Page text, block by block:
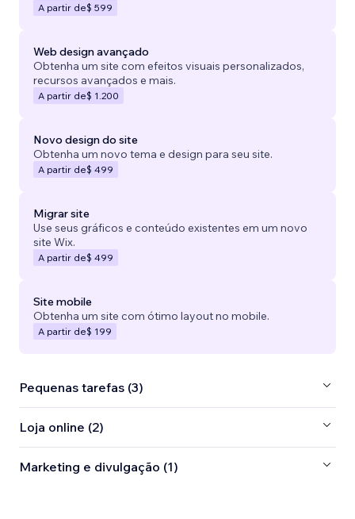
A partir de$ 599
Web design avançado
Obtenha um site com efeitos visuais personalizados,
recursos avançados e mais.
A partir de$ 1.200
Novo design do site
Obtenha um novo tema e design para seu site.
A partir de$ 499
Migrar site
Use seus gráficos e conteúdo existentes em um novo
site Wix.
A partir de$ 499
Site mobile
Obtenha um site com ótimo layout no mobile.
A partir de$ 199
Pequenas tarefas (3)
Loja online (2)
Marketing e divulgação (1)